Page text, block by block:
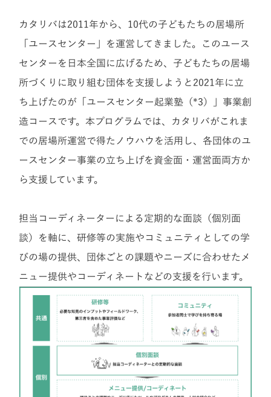
カタリバは2011年から、10代の子どもたちの居場所
「ユースセンター」を運営してきました。このユース
センターを日本全国に広げるため、子どもたちの居場
所づくりに取り組む団体を支援しようと2021年に立
ち上げたのが「ユースセンター起業塾（*3）」事業創
造コースです。本プログラムでは、カタリバがこれま
での居場所運営で得たノウハウを活用し、各団体のユ
ースセンター事業の立ち上げを資金面・運営面両方か
ら支援しています。
担当コーディネーターによる定期的な面談（個別面
談）を軸に、研修等の実施やコミュニティとしての学
びの場の提供、団体ごとの課題やニーズに合わせたメ
ニュー提供やコーディネートなどの支援を行います。